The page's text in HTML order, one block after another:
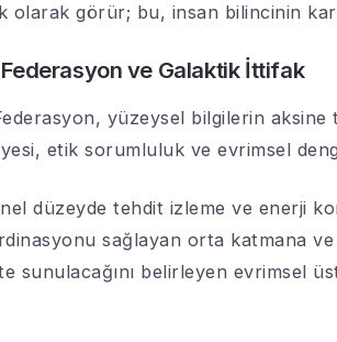
olarak görür; bu, insan bilincinin
ve Galaktik İttifak
yüzeysel bilgilerin aksine
etik sorumluluk ve evrimsel
düzeyde tehdit izleme ve enerji
sağlayan orta katmana
sunulacağını belirleyen evrimsel